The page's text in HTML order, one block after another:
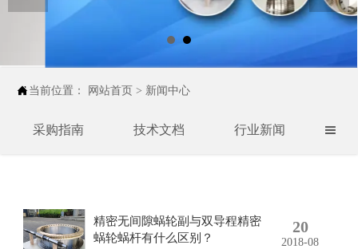
 当前位置： 网站首页 > 新闻中心
采购指南 技术文档 行业新闻 
精密无间隙蜗轮副与双导程精密
蜗轮蜗杆有什么区别？
20
2018-08